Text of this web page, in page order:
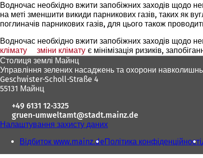
вкладці)
Водночас необхідно вжити запобіжних заходів щодо
на меті зменшити викиди парникових газів, таких як
поглиначів парникових газів, для цього також
Водночас необхідно вжити запобіжних заходів щодо
клімату
(Відкривається
в
новій
вкладці)
зміни клімату (Відкривається
новій
вкладці)
є мінімізація ризиків,
Зона
для
ніг
Столиця землі Майнц
Управління зелених насаджень та охорони
Geschwister-Scholl-Straße 4
55131 Майнц
+49 6131 12-3325
gruen-umweltamt
stadt.mainz de
Налаштування захисту даних
Відбиток www.mainz.deПолітика конфіденційності